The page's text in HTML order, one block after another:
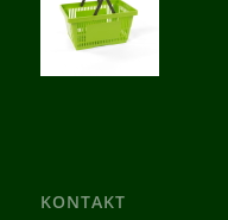
KONTAKT